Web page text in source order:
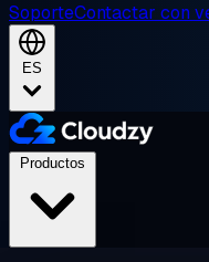
SoporteContactar con
ES